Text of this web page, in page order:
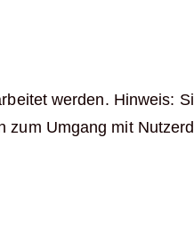
werden. Hinweis:
zum Umgang mit